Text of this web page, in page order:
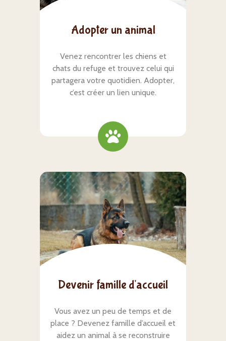
Adopter un animal
Venez rencontrer les chiens et
chats du refuge et trouvez celui qui
partagera votre quotidien. Adopter,
c’est créer un lien unique.
Devenir famille d'accueil
Vous avez un peu de temps et de
place ? Devenez famille d’accueil et
aidez un animal à se reconstruire